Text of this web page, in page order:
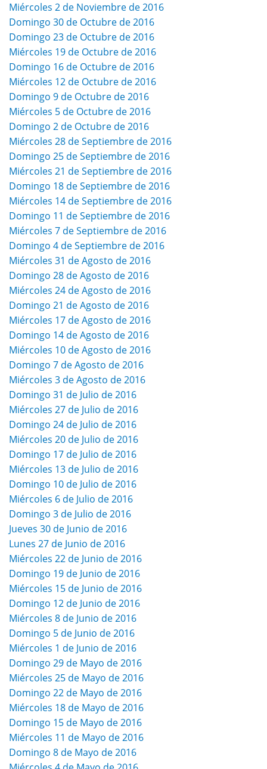
Miércoles 2 de Noviembre de 2016
Domingo 30 de Octubre de 2016
Domingo 23 de Octubre de 2016
Miércoles 19 de Octubre de 2016
Domingo 16 de Octubre de 2016
Miércoles 12 de Octubre de 2016
Domingo 9 de Octubre de 2016
Miércoles 5 de Octubre de 2016
Domingo 2 de Octubre de 2016
Miércoles 28 de Septiembre de 2016
Domingo 25 de Septiembre de 2016
Miércoles 21 de Septiembre de 2016
Domingo 18 de Septiembre de 2016
Miércoles 14 de Septiembre de 2016
Domingo 11 de Septiembre de 2016
Miércoles 7 de Septiembre de 2016
Domingo 4 de Septiembre de 2016
Miércoles 31 de Agosto de 2016
Domingo 28 de Agosto de 2016
Miércoles 24 de Agosto de 2016
Domingo 21 de Agosto de 2016
Miércoles 17 de Agosto de 2016
Domingo 14 de Agosto de 2016
Miércoles 10 de Agosto de 2016
Domingo 7 de Agosto de 2016
Miércoles 3 de Agosto de 2016
Domingo 31 de Julio de 2016
Miércoles 27 de Julio de 2016
Domingo 24 de Julio de 2016
Miércoles 20 de Julio de 2016
Domingo 17 de Julio de 2016
Miércoles 13 de Julio de 2016
Domingo 10 de Julio de 2016
Miércoles 6 de Julio de 2016
Domingo 3 de Julio de 2016
Jueves 30 de Junio de 2016
Lunes 27 de Junio de 2016
Miércoles 22 de Junio de 2016
Domingo 19 de Junio de 2016
Miércoles 15 de Junio de 2016
Domingo 12 de Junio de 2016
Miércoles 8 de Junio de 2016
Domingo 5 de Junio de 2016
Miércoles 1 de Junio de 2016
Domingo 29 de Mayo de 2016
Miércoles 25 de Mayo de 2016
Domingo 22 de Mayo de 2016
Miércoles 18 de Mayo de 2016
Domingo 15 de Mayo de 2016
Miércoles 11 de Mayo de 2016
Domingo 8 de Mayo de 2016